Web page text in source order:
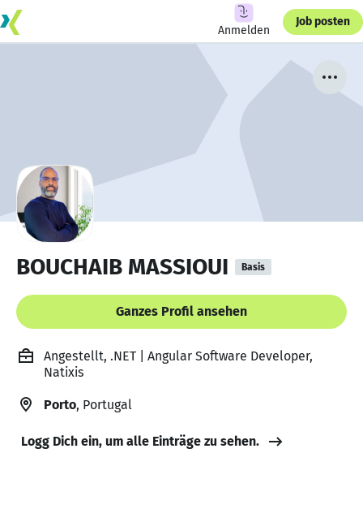
Anmelden
Job posten
BOUCHAIB MASSIOUI Basis
Ganzes Profil ansehen
Angestellt, .NET | Angular Software Developer,
Natixis
Porto, Portugal
Logg Dich ein, um alle Einträge zu sehen.